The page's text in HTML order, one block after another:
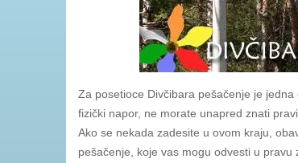
Za posetioce Divčibara pešačenje je
fizički napor, ne morate unapred znati
Ako se nekada zadesite u ovom kraju,
pešačenje, koje vas mogu odvesti u